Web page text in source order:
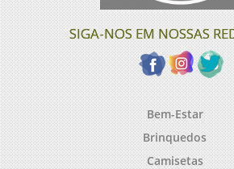
SIGA-NOS EM NOSSAS
Bem-Estar
Brinquedos
Camisetas